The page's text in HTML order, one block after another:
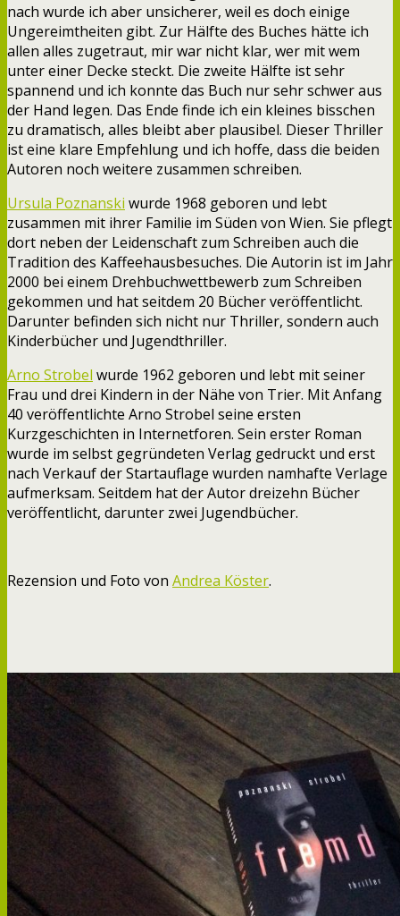
nach wurde ich aber unsicherer, weil es doch einige
Ungereimtheiten gibt. Zur Hälfte des Buches hätte ich
allen alles zugetraut, mir war nicht klar, wer mit wem
unter einer Decke steckt. Die zweite Hälfte ist sehr
spannend und ich konnte das Buch nur sehr schwer aus
der Hand legen. Das Ende finde ich ein kleines bisschen
zu dramatisch, alles bleibt aber plausibel. Dieser Thriller
ist eine klare Empfehlung und ich hoffe, dass die beiden
Autoren noch weitere zusammen schreiben.
Ursula Poznanski wurde 1968 geboren und lebt
zusammen mit ihrer Familie im Süden von Wien. Sie pflegt
dort neben der Leidenschaft zum Schreiben auch die
Tradition des Kaffeehausbesuches. Die Autorin ist im Jahr
2000 bei einem Drehbuchwettbewerb zum Schreiben
gekommen und hat seitdem 20 Bücher veröffentlicht.
Darunter befinden sich nicht nur Thriller, sondern auch
Kinderbücher und Jugendthriller.
Arno Strobel wurde 1962 geboren und lebt mit seiner
Frau und drei Kindern in der Nähe von Trier. Mit Anfang
40 veröffentlichte Arno Strobel seine ersten
Kurzgeschichten in Internetforen. Sein erster Roman
wurde im selbst gegründeten Verlag gedruckt und erst
nach Verkauf der Startauflage wurden namhafte Verlage
aufmerksam. Seitdem hat der Autor dreizehn Bücher
veröffentlicht, darunter zwei Jugendbücher.
Rezension und Foto von Andrea Köster.